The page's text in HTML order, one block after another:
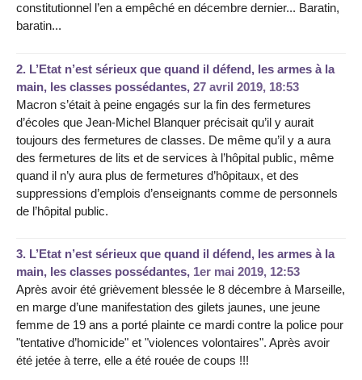
constitutionnel l’en a empêché en décembre dernier... Baratin,
baratin...
2. L’Etat n’est sérieux que quand il défend, les armes à la
main, les classes possédantes, 27 avril 2019, 18:53
Macron s’était à peine engagés sur la fin des fermetures
d’écoles que Jean-Michel Blanquer précisait qu’il y aurait
toujours des fermetures de classes. De même qu’il y a aura
des fermetures de lits et de services à l’hôpital public, même
quand il n’y aura plus de fermetures d’hôpitaux, et des
suppressions d’emplois d’enseignants comme de personnels
de l’hôpital public.
3. L’Etat n’est sérieux que quand il défend, les armes à la
main, les classes possédantes, 1er mai 2019, 12:53
Après avoir été grièvement blessée le 8 décembre à Marseille,
en marge d’une manifestation des gilets jaunes, une jeune
femme de 19 ans a porté plainte ce mardi contre la police pour
"tentative d’homicide" et "violences volontaires". Après avoir
été jetée à terre, elle a été rouée de coups !!!